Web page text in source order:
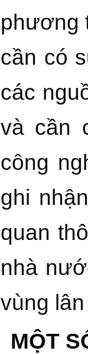
phương
cần có
các
và cần
công
ghi
quan
nhà
vùng
MỘT